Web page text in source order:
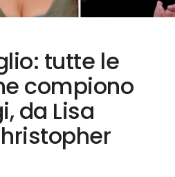
tutte le
compiono
da Lisa